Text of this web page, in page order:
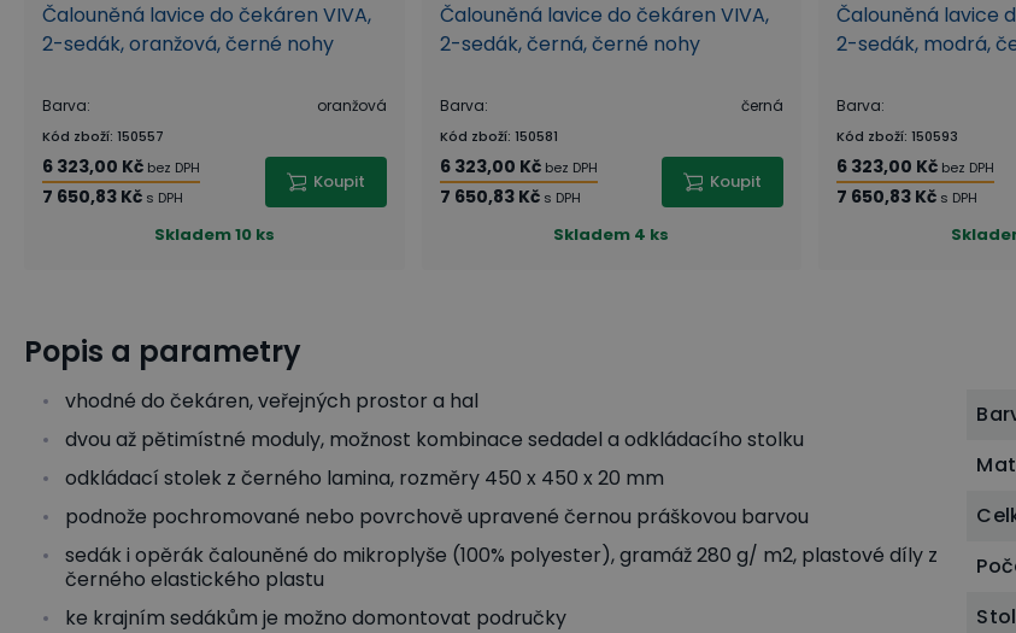
Čalouněná lavice do čekáren VIVA,
2-sedák, oranžová, černé nohy
Barva: oranžová
Kód zboží: 150557
6 323,00 Kč bez DPH
7 650,83 Kč s DPH
Koupit
Skladem10 ks
Čalouněná lavice do čekáren VIVA,
2-sedák, černá, černé nohy
Barva: černá
Kód zboží: 150581
6 323,00 Kč bez DPH
7 650,83 Kč s DPH
Koupit
Skladem 4 ks
Čalouněná lavice
2-sedák, modrá,
Barva:
Kód zboží: 150593
6 323,00 Kč bez DPH
7 650,83 Kč s DPH
Popis a parametry
vhodné do čekáren, veřejných prostor a hal
dvou až pětimístné moduly, možnost kombinace sedadel a odkládacího stolku
odkládací stolek z černého lamina, rozměry 450 x 450 x 20 mm
podnože pochromované nebo povrchově upravené černou práškovou barvou
sedák i opěrák čalouněné do mikroplyše (100% polyester), gramáž 280 g/ m2, plastové díly z
černého elastického plastu
ke krajním sedákům je možno domontovat područky